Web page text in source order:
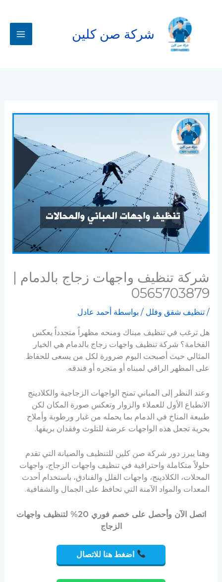
شركة صن كلين
شركة تنظيف واجهات زجاج بالدمام |
0565703879
/تنظيف شقق وفلل / بواسطة أحمد عادل
هل ترغب في تنظيف مبناك ومنحه مظهراً متجدداً يعكس
الفخامة؟ شركة تنظيف واجهات زجاج بالدمام هي الخيار
المثالي حيث أصبحت اليوم ضرورة لكل من يسعى للحفاظ
على المظهر الراقي لمبناه أو متجره أو فندقه.
وعند النظر إلى المباني تمنح الواجهات الزجاجية والكلادينج
الانطباع الأول للعملاء والزوار وتعكس صورة المكان لكن
طبيعة المناخ في الدمام بما يحمله من غبار ورطوبة وأملاح
بحرية تجعل هذه الواجهات عرضة للتلوث وفقدان بريقها.
وهنا يبرز دور شركة صن كلين للتنظيف والصيانة التي تقدم
حلولاً متكاملة واحترافية في تنظيف واجهات الزجاج، واجهات
المحلات، الكلادينج، واجهات الفلل والفنادق، باستخدام أحدث
المعدات والمواد الآمنة التي تحافظ على الجمال والشفافية.
اتصل الآن وأحصل على خصم فوري 20% لتنظيف واجهات
الزجاج
اضغط هنا للاتصال